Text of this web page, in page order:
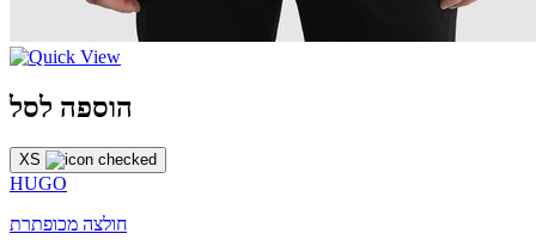
הוספה לסל
XS
HUGO
חולצה מכופתרת